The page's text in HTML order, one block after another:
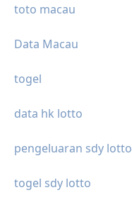
toto macau
Data Macau
togel
data hk lotto
pengeluaran sdy lotto
togel sdy lotto